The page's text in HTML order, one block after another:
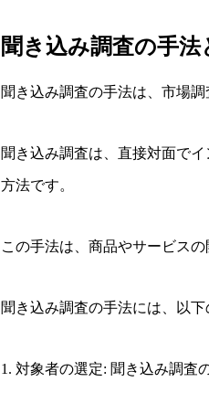
聞き込み調査の手法
聞き込み調査の手法は、市場
聞き込み調査は、直接対面で
方法です。
この手法は、商品やサービスの
聞き込み調査の手法には、以
1. 対象者の選定: 聞き込み調査